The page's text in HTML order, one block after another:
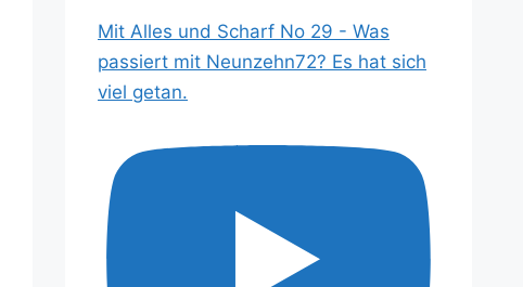
Mit Alles und Scharf No 29 - Was
passiert mit Neunzehn72? Es hat sich
viel getan.